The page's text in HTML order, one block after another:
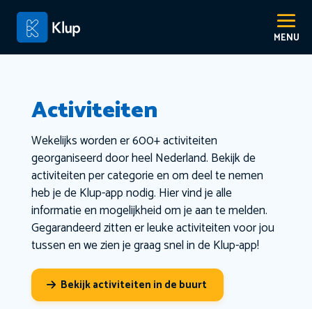
Activiteiten
Wekelijks worden er 600+ activiteiten
georganiseerd door heel Nederland. Bekijk de
activiteiten per categorie en om deel te nemen
heb je de Klup-app nodig. Hier vind je alle
informatie en mogelijkheid om je aan te melden.
Gegarandeerd zitten er leuke activiteiten voor jou
tussen en we zien je graag snel in de Klup-app!
Bekijk activiteiten in de buurt